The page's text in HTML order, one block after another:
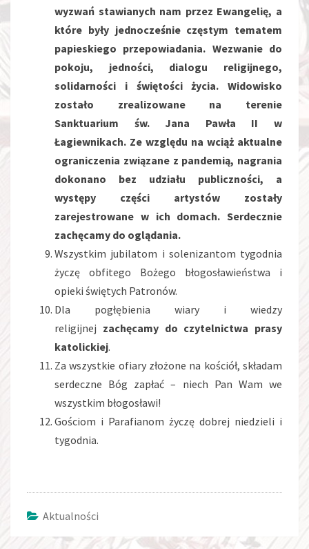
wyzwań stawianych nam przez Ewangelię, a
które były jednocześnie częstym tematem
papieskiego przepowiadania. Wezwanie do
pokoju, jedności, dialogu religijnego,
solidarności i świętości życia. Widowisko
zostało zrealizowane na terenie
Sanktuarium św. Jana Pawła II w
Łagiewnikach. Ze względu na wciąż aktualne
ograniczenia związane z pandemią, nagrania
dokonano bez udziału publiczności, a
występy części artystów zostały
zarejestrowane w ich domach. Serdecznie
zachęcamy do oglądania.
Wszystkim jubilatom i solenizantom tygodnia
życzę obfitego Bożego błogosławieństwa i
opieki świętych Patronów.
Dla pogłębienia wiary i wiedzy
religijnej zachęcamy do czytelnictwa prasy
katolickiej.
Za wszystkie ofiary złożone na kościół, składam
serdeczne Bóg zapłać – niech Pan Wam we
wszystkim błogosławi!
Gościom i Parafianom życzę dobrej niedzieli i
tygodnia.
Aktualności